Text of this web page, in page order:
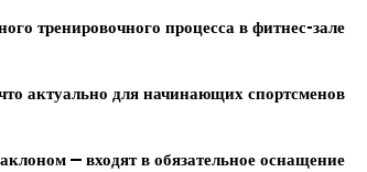
тренировочного процесса в фитнес-зале.
актуально для начинающих спортсменов.
— входят в обязательное оснащение.